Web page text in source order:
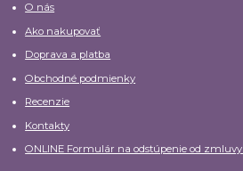
O nás
Ako nakupovať
Doprava a platba
Obchodné podmienky
Recenzie
Kontakty
ONLINE Formulár na odstúpenie od zmluvy